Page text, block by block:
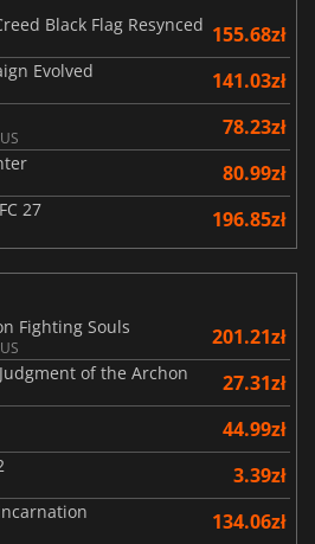
Black Flag Resynced 155.68zł
Evolved 141.03zł
78.23zł
80.99zł
27 196.85zł
Fighting Souls
201.21zł
of the Archon 27.31zł
44.99zł
3.39zł
134.06zł